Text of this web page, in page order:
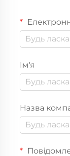
Ім'я
Назва